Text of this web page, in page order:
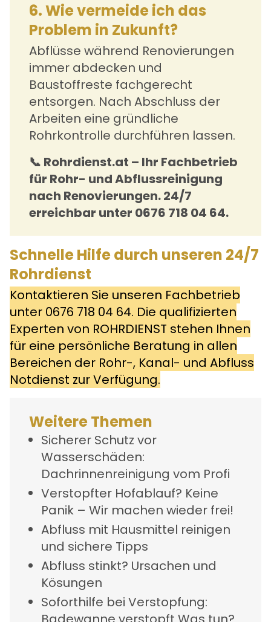
6. Wie vermeide ich das
Problem in Zukunft?
Abflüsse während Renovierungen
immer abdecken und
Baustoffreste fachgerecht
entsorgen. Nach Abschluss der
Arbeiten eine gründliche
Rohrkontrolle durchführen lassen.
📞 Rohrdienst.at – Ihr Fachbetrieb
für Rohr- und Abflussreinigung
nach Renovierungen. 24/7
erreichbar unter 0676 718 04 64.
Schnelle Hilfe durch unseren 24/7
Rohrdienst
Kontaktieren Sie unseren Fachbetrieb
unter 0676 718 04 64. Die qualifizierten
Experten von ROHRDIENST stehen Ihnen
für eine persönliche Beratung in allen
Bereichen der Rohr-, Kanal- und Abfluss
Notdienst zur Verfügung.
Weitere Themen
Sicherer Schutz vor
Wasserschäden:
Dachrinnenreinigung vom Profi
Verstopfter Hofablauf? Keine
Panik – Wir machen wieder frei!
Abfluss mit Hausmittel reinigen
und sichere Tipps
Abfluss stinkt? Ursachen und
Kösungen
Soforthilfe bei Verstopfung: